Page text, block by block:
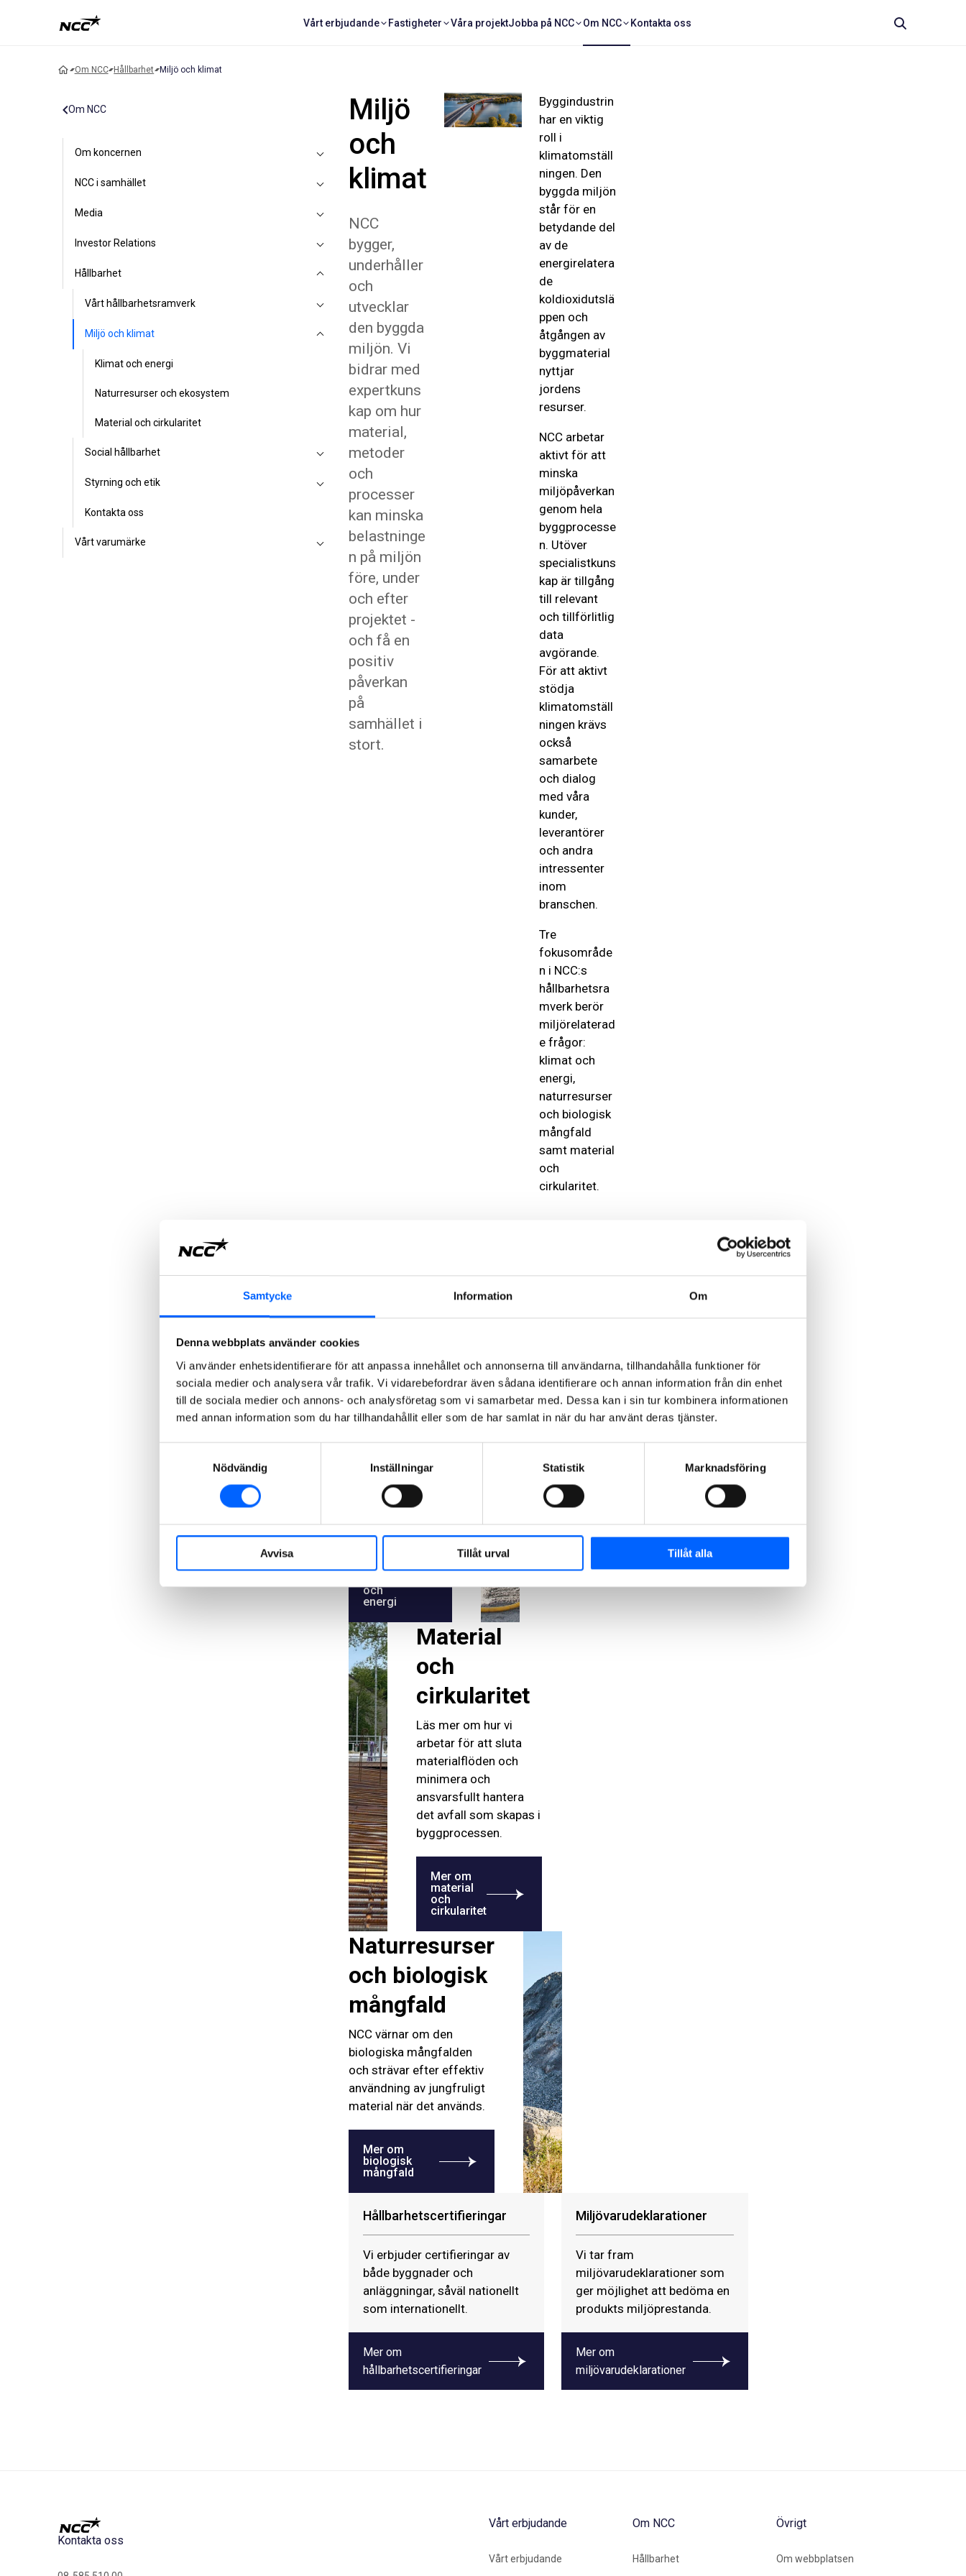
Samtycke Information Om
Denna webbplats använder cookies
Vi använder enhetsidentifierare för att anpassa innehållet och annonserna till användarna, tillhandahålla funktioner för
sociala medier och analysera vår trafik. Vi vidarebefordrar även sådana identifierare och annan information från din enhet
till de sociala medier och annons- och analysföretag som vi samarbetar med. Dessa kan i sin tur kombinera informationen
med annan information som du har tillhandahållit eller som de har samlat in när du har använt deras tjänster.
Nödvändig
Inställningar Statistik Marknadsföring
Avvisa Tillåt urval Tillåt alla
Vårt erbjudande Fastigheter Våra projektJobba på NCC Om NCC Kontakta oss
Om NCC Hållbarhet Miljö och klimat
Om NCC
Om koncernen
NCC i samhället
Media
Investor Relations
Hållbarhet
Vårt hållbarhetsramverk
Miljö och klimat
Klimat och energi
Naturresurser och ekosystem
Material och cirkularitet
Social hållbarhet
Styrning och etik
Kontakta oss
Vårt varumärke
Miljö
och
klimat
NCC
bygger,
underhåller
och
utvecklar
den byggda
miljön. Vi
bidrar med
expertkuns
kap om hur
material,
metoder
och
processer
kan minska
belastninge
n på miljön
före, under
och efter
projektet -
och få en
positiv
påverkan
på
samhället i
stort.
Byggindustrin
har en viktig
roll i
klimatomställ
ningen. Den
byggda miljön
står för en
betydande del
av de
energirelatera
de
koldioxidutslä
ppen och
åtgången av
byggmaterial
nyttjar
jordens
resurser.
NCC arbetar
aktivt för att
minska
miljöpåverkan
genom hela
byggprocesse
n. Utöver
specialistkuns
kap är tillgång
till relevant
och tillförlitlig
data
avgörande.
För att aktivt
stödja
klimatomställ
ningen krävs
också
samarbete
och dialog
med våra
kunder,
leverantörer
och andra
intressenter
inom
branschen.
Tre
fokusområde
n i NCC:s
hållbarhetsra
mverk berör
miljörelaterad
e frågor:
klimat och
energi,
naturresurser
och biologisk
mångfald
samt material
och
cirkularitet.
och
fokuserat med att
minska
klimatavtrycket i
hela värdekedjan.
Prioriterade
områden, där de
återfinns, är
betong, stål, asfalt
och transporter.
om
och
energi
Material
och
cirkularitet
Läs mer om hur vi
arbetar för att sluta
materialflöden och
minimera och
ansvarsfullt hantera
det avfall som skapas i
byggprocessen.
Mer om
material
och
cirkularitet
Naturresurser
och biologisk
mångfald
NCC värnar om den
biologiska mångfalden
och strävar efter effektiv
användning av jungfruligt
material när det används.
Mer om
biologisk
mångfald
Hållbarhetscertifieringar
Vi erbjuder certifieringar av
både byggnader och
anläggningar, såväl nationellt
som internationellt.
Mer om
hållbarhetscertifieringar
Miljövarudeklarationer
Vi tar fram
miljövarudeklarationer som
ger möjlighet att bedöma en
produkts miljöprestanda.
Mer om
miljövarudeklarationer
Kontakta oss
Vårt erbjudande
Vårt erbjudande
Om NCC
Hållbarhet
Övrigt
Om webbplatsen